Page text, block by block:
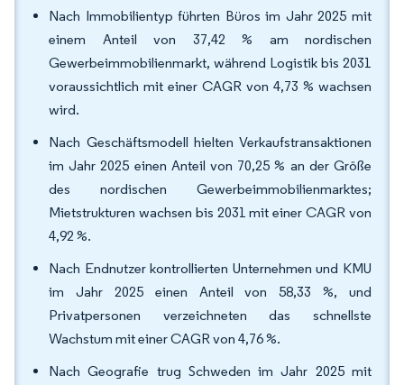
Nach Immobilientyp führten Büros im Jahr 2025 mit
einem Anteil von 37,42 % am nordischen
Gewerbeimmobilienmarkt, während Logistik bis 2031
voraussichtlich mit einer CAGR von 4,73 % wachsen
wird.
Nach Geschäftsmodell hielten Verkaufstransaktionen
im Jahr 2025 einen Anteil von 70,25 % an der Größe
des nordischen Gewerbeimmobilienmarktes;
Mietstrukturen wachsen bis 2031 mit einer CAGR von
4,92 %.
Nach Endnutzer kontrollierten Unternehmen und KMU
im Jahr 2025 einen Anteil von 58,33 %, und
Privatpersonen verzeichneten das schnellste
Wachstum mit einer CAGR von 4,76 %.
Nach Geografie trug Schweden im Jahr 2025 mit